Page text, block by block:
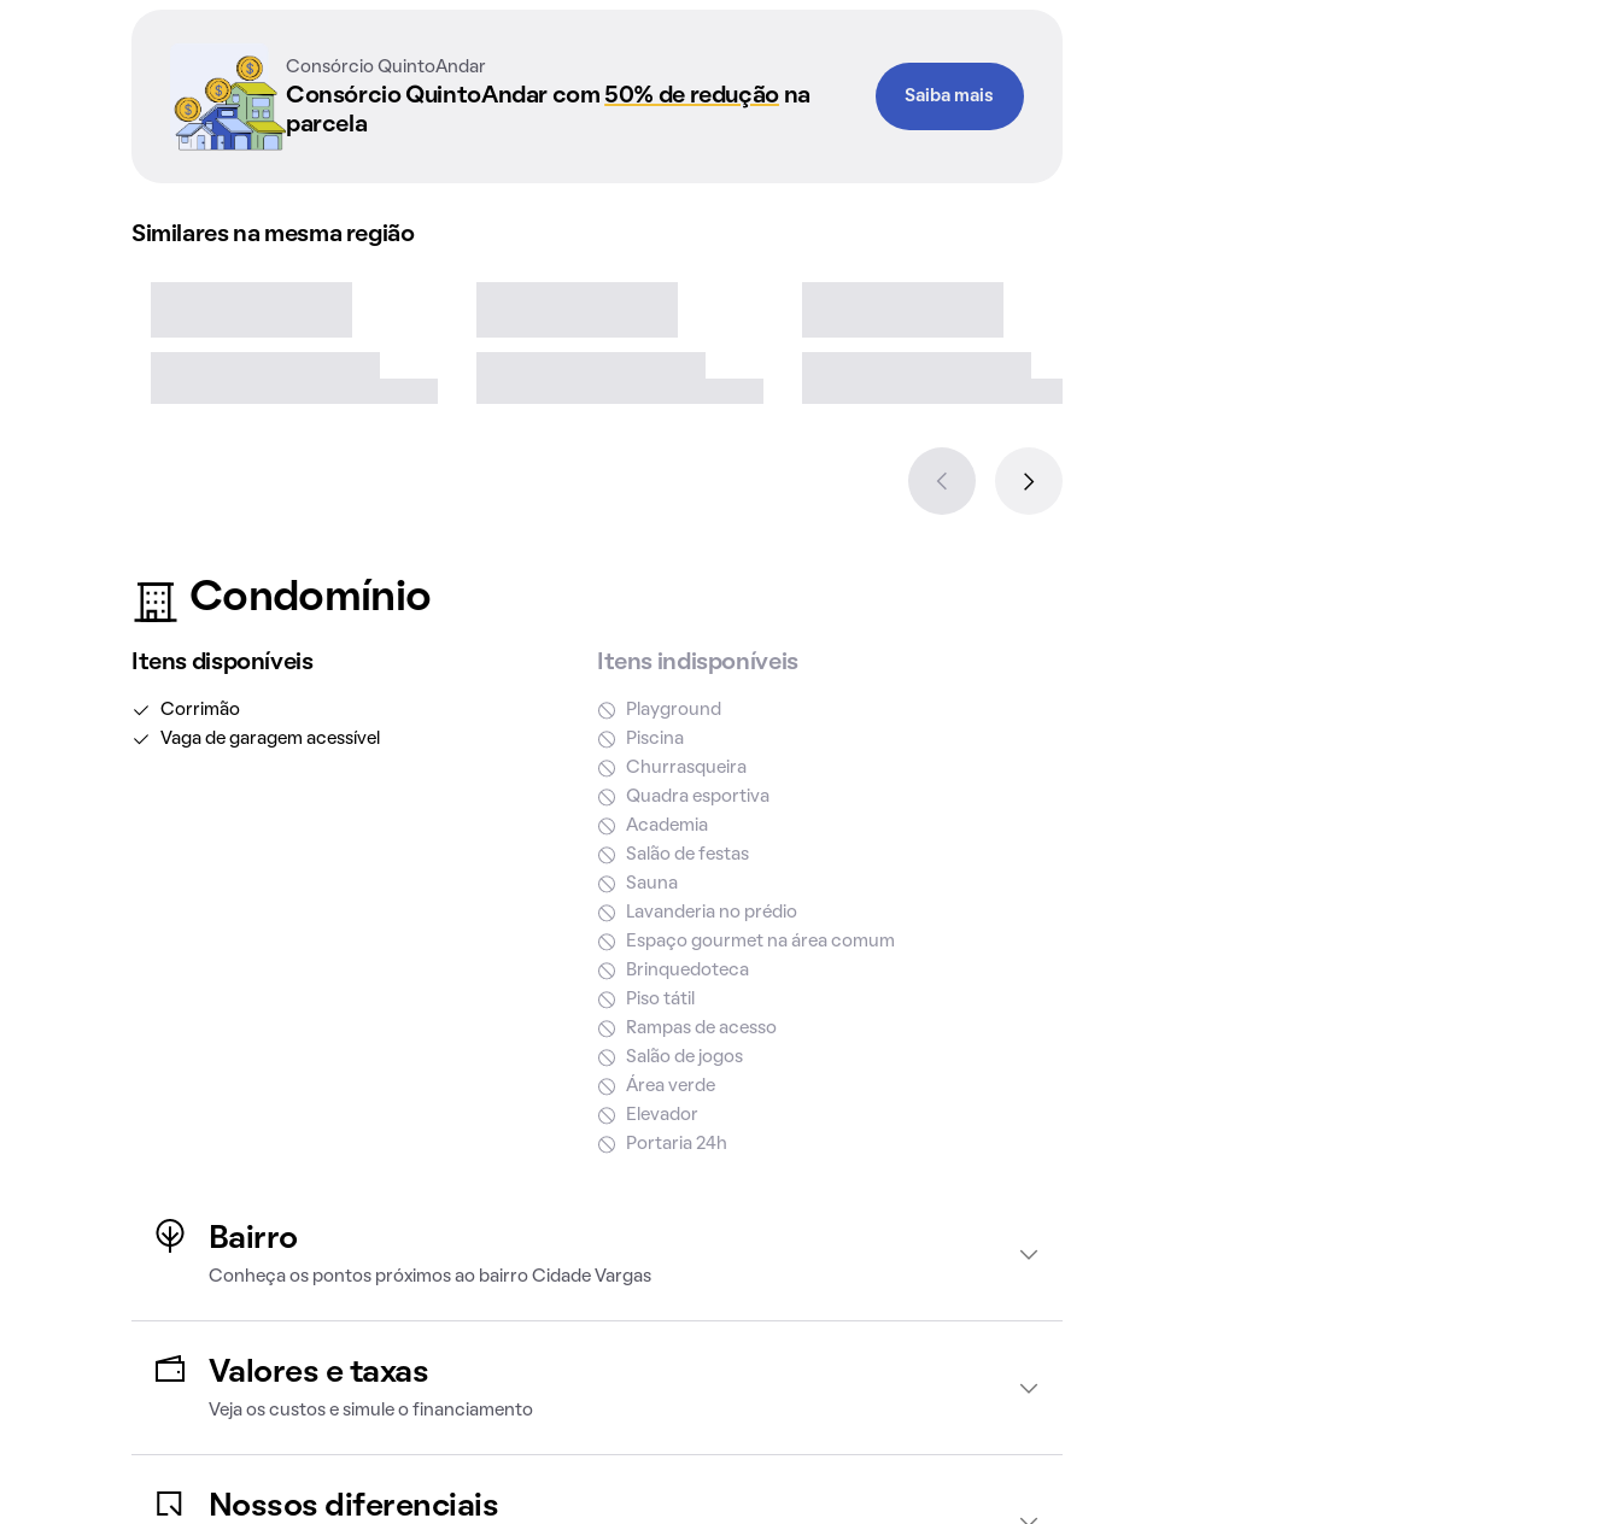
Consórcio QuintoAndar
Consórcio QuintoAndar com 50% de reduçãona
parcela
Saiba mais
Similares na mesma região
Condomínio
Itens disponíveis
Corrimão
Vaga de garagem acessível
Itens indisponíveis
Playground
Piscina
Churrasqueira
Quadra esportiva
Academia
Salão de festas
Sauna
Lavanderia no prédio
Espaço gourmet na área comum
Brinquedoteca
Piso tátil
Rampas de acesso
Salão de jogos
Área verde
Elevador
Portaria 24h
Bairro
Conheça os pontos próximos ao bairro Cidade Vargas
Valores e taxas
Veja os custos e simule o financiamento
Nossos diferenciais